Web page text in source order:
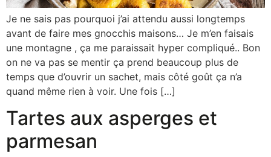
Je ne sais pas pourquoi j’ai attendu aussi longtemps
avant de faire mes gnocchis maisons… Je m’en faisais
une montagne , ça me paraissait hyper compliqué.. Bon
on ne va pas se mentir ça prend beaucoup plus de
temps que d’ouvrir un sachet, mais côté goût ça n’a
quand même rien à voir. Une fois […]
Tartes aux asperges et
parmesan